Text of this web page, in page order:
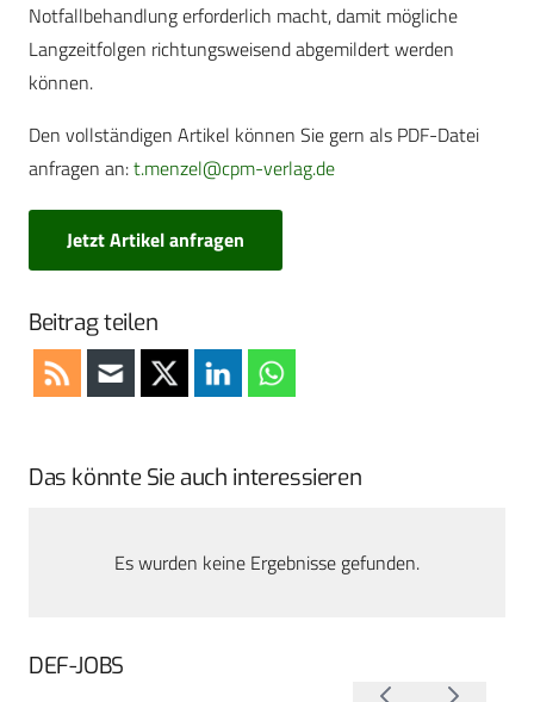
Notfallbehandlung erforderlich macht, damit mögliche
Langzeitfolgen richtungsweisend abgemildert werden
können.
Den vollständigen Artikel können Sie gern als PDF-Datei
anfragen an:t.menzel@cpm-verlag.de
Jetzt Artikel anfragen
Beitrag teilen
Das könnte Sie auch interessieren
Es wurden keine Ergebnisse gefunden.
DEF-JOBS